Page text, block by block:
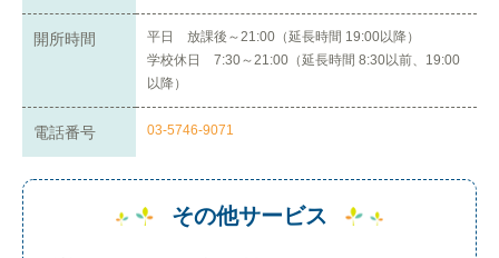
開所時間
平日 放課後～21:00（延長時間 19:00以降）
学校休日 7:30～21:00（延長時間 8:30以前、19:00
以降）
電話番号 03-5746-9071
その他サービス